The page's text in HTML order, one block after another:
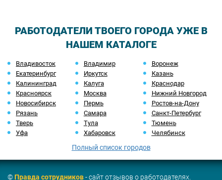
РАБОТОДАТЕЛИ ТВОЕГО ГОРОДА УЖЕ В
НАШЕМ КАТАЛОГЕ
Владивосток Владимир
Воронеж
Екатеринбург
Иркутск
Казань
Калининград
Калуга
Краснодар
Красноярск
Москва
Нижний Новгород
Новосибирск
Пермь
Ростов-на-Дону
Рязань
Самара
Санкт-Петербург
Тверь
Тула
Тюмень
Уфа
Хабаровск Челябинск
Полный список городов
©Правда сотрудников- сайт отзывов о работодателях.